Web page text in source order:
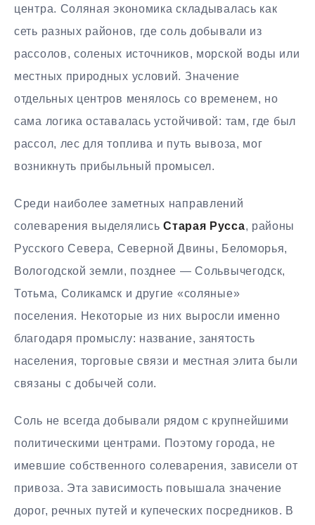
центра. Соляная экономика складывалась как
сеть разных районов, где соль добывали из
рассолов, соленых источников, морской воды или
местных природных условий. Значение
отдельных центров менялось со временем, но
сама логика оставалась устойчивой: там, где был
рассол, лес для топлива и путь вывоза, мог
возникнуть прибыльный промысел.
Среди наиболее заметных направлений
солеварения выделялисьСтарая Русса, районы
Русского Севера, Северной Двины, Беломорья,
Вологодской земли, позднее — Сольвычегодск,
Тотьма, Соликамск и другие «соляные»
поселения. Некоторые из них выросли именно
благодаря промыслу: название, занятость
населения, торговые связи и местная элита были
связаны с добычей соли.
Соль не всегда добывали рядом с крупнейшими
политическими центрами. Поэтому города, не
имевшие собственного солеварения, зависели от
привоза. Эта зависимость повышала значение
дорог, речных путей и купеческих посредников. В